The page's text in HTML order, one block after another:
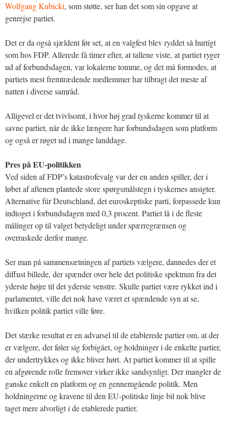
Wolfgang Kubicki, som støtte, ser han det som sin opgave at
genrejse partiet.
Det er da også sjældent før set, at en valgfest blev ryddet så hurtigt
som hos FDP. Allerede få timer efter, at tallene viste, at partiet ryger
ud af forbundsdagen, var lokalerne tomme, og det må formodes, at
partiets mest fremtrædende medlemmer har tilbragt det meste af
natten i diverse samråd.
Alligevel er det tvivlsomt, i hvor høj grad tyskerne kommer til at
savne partiet, når de ikke længere har forbundsdagen som platform
og også er røget ud i mange landdage.
Pres på EU-politikken
Ved siden af FDP’s katastrofevalg var der en anden spiller, der i
løbet af aftenen plantede store spørgsmålstegn i tyskernes ansigter.
Alternative für Deutschland, det euroskeptiske parti, forpassede kun
indtoget i forbundsdagen med 0,3 procent. Partiet lå i de fleste
målinger op til valget betydeligt under spærregrænsen og
overraskede derfor mange.
Ser man på sammensætningen af partiets vælgere, dannedes der et
diffust billede, der spænder over hele det politiske spektrum fra det
yderste højre til det yderste venstre. Skulle partiet være rykket ind i
parlamentet, ville det nok have været et spændende syn at se,
hvilken politik partiet ville føre.
Det stærke resultat er en advarsel til de etablerede partier om, at der
er vælgere, der føler sig forbigået, og holdninger i de enkelte partier,
der undertrykkes og ikke bliver hørt. At partiet kommer til at spille
en afgørende rolle fremover virker ikke sandsynligt. Der mangler de
ganske enkelt en platform og en gennemgående politik. Men
holdningerne og kravene til den EU-politiske linje bil nok blive
taget mere alvorligt i de etablerede partier.